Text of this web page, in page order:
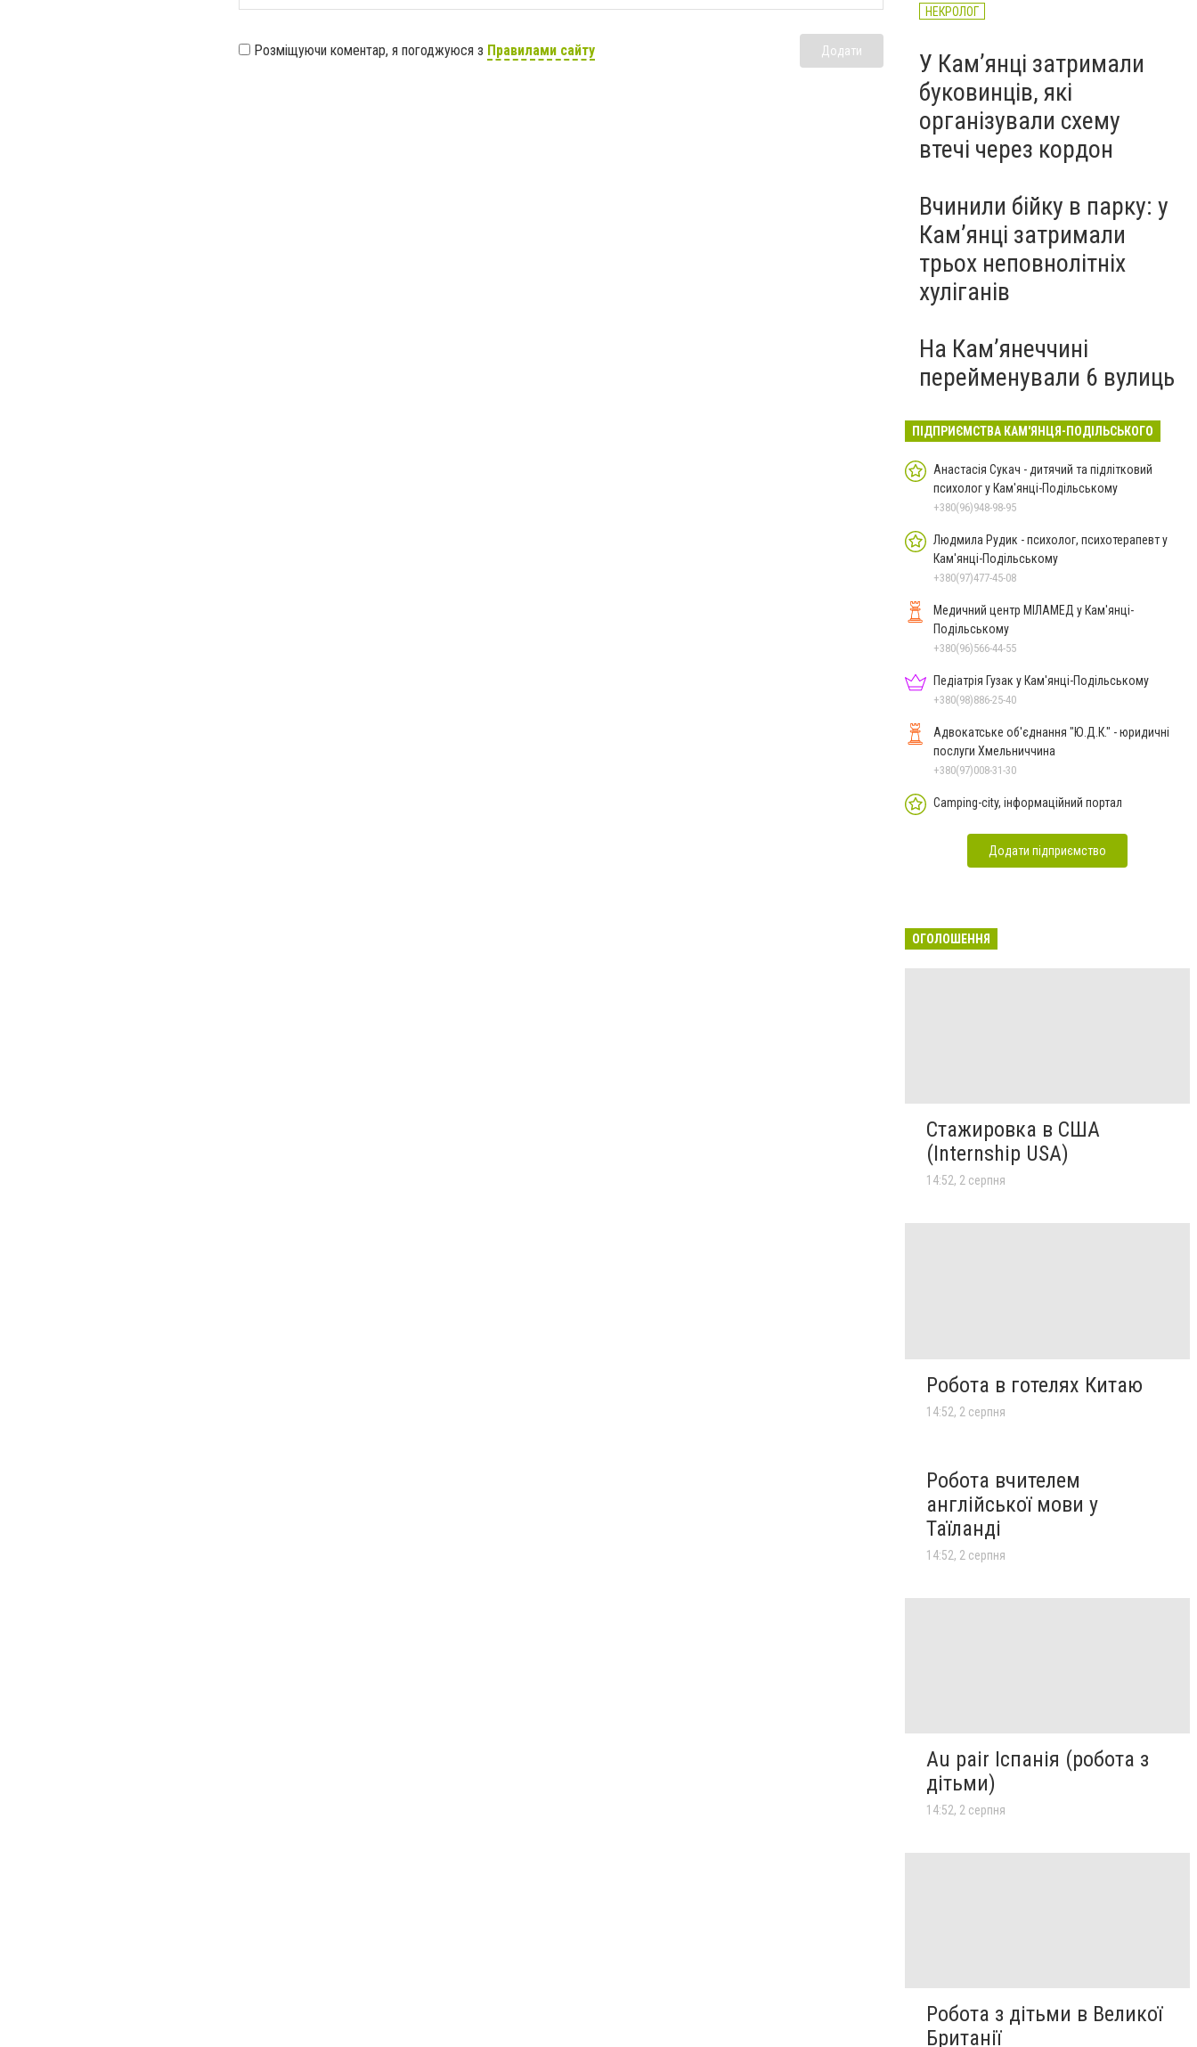
Розміщуючи коментар, я погоджуюся з Правилами сайту Додати
НЕКРОЛОГ
У Кам’янці затримали
буковинців, які
організували схему
втечі через кордон
Вчинили бійку в парку: у
Кам’янці затримали
трьох неповнолітніх
хуліганів
На Камʼянеччині
перейменували 6 вулиць
ПІДПРИЄМСТВА КАМ'ЯНЦЯ-ПОДІЛЬСЬКОГО
Анастасія Сукач - дитячий та підлітковий
психолог у Кам'янці-Подільському
+380(96)948-98-95
Людмила Рудик - психолог, психотерапевт у
Кам'янці-Подільському
+380(97)477-45-08
Медичний центр МІЛАМЕД у Кам'янці-
Подільському
+380(96)566-44-55
Педіатрія Гузак у Кам'янці-Подільському
+380(98)886-25-40
Адвокатське об'єднання "Ю.Д.К." - юридичні
послуги Хмельниччина
+380(97)008-31-30
Camping-city, інформаційний портал
Додати підприємство
ОГОЛОШЕННЯ
Стажировка в США
(Internship USA)
14:52, 2 серпня
Робота в готелях Китаю
14:52, 2 серпня
Робота вчителем
англійської мови у
Таїланді
14:52, 2 серпня
Au pair Іспанія (робота з
дітьми)
14:52, 2 серпня
Робота з дітьми в Великої
Британії